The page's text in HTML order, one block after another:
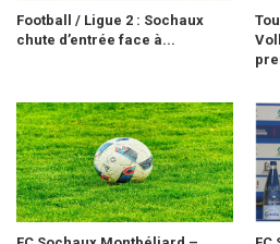
Football / Ligue 2 : Sochaux
chute d’entrée face à...